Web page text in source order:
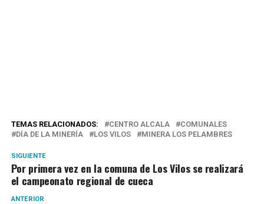
TEMAS RELACIONADOS: CENTRO ALCALA
COMUNALES
DÍA DE LA MINERÍA
LOS VILOS MINERA LOS PELAMBRES
SIGUIENTE
Por primera vez en la comuna de Los Vilos se realizará
el campeonato regional de cueca
ANTERIOR